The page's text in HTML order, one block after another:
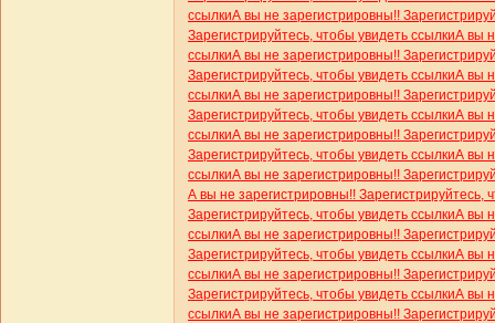
ссылкиА вы не зарегистрировны!!
Зарегистрируйтесь, чтобы увидеть ссылкиА вы
ссылкиА вы не зарегистрировны!!
Зарегистрируйтесь, чтобы увидеть ссылкиА вы
ссылкиА вы не зарегистрировны!!
Зарегистрируйтесь, чтобы увидеть ссылкиА вы
ссылкиА вы не зарегистрировны!!
Зарегистрируйтесь, чтобы увидеть ссылкиА вы
ссылкиА вы не зарегистрировны!!
А вы не зарегистрировны!! Зарегистрируйтесь,
Зарегистрируйтесь, чтобы увидеть ссылкиА вы
ссылкиА вы не зарегистрировны!!
Зарегистрируйтесь, чтобы увидеть ссылкиА вы
ссылкиА вы не зарегистрировны!!
Зарегистрируйтесь, чтобы увидеть ссылкиА вы
ссылкиА вы не зарегистрировны!!